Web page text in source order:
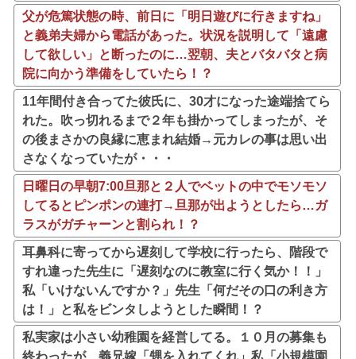
父が危篤状態の時、前日に「明日遊びに行きますね」
と義弟夫婦から電話があった。状況を説明して「遠慮
して欲しい」と断ったのに…翌朝、夫とバタバタと病
院に向かう準備をしていたら！？
11年間付き合ってた彼氏に、30才になった途端捨てら
れた。吹っ切れるまで２年も掛かってしまったが、そ
の後まさかの良縁に恵まれ結婚→元カレの事は思い出
さなくなっていたが・・・
日曜日の早朝7:00旦那と２人でベットの中でモソモソ
してるとピンポンの連打→旦那が出ようとしたら…ガ
ラスがガチャーンと割られ！？
耳鼻科に寄ってから遅刻して学校に行ったら、階段で
すれ違った先生に「遅刻なのに教室に行く気か！！」
私「いけないんですか？」先生「何だその口の利き方
は！」と私をビンタしようとした瞬間！？
私実家は小さい幼稚園を経営してる。１０月の募集も